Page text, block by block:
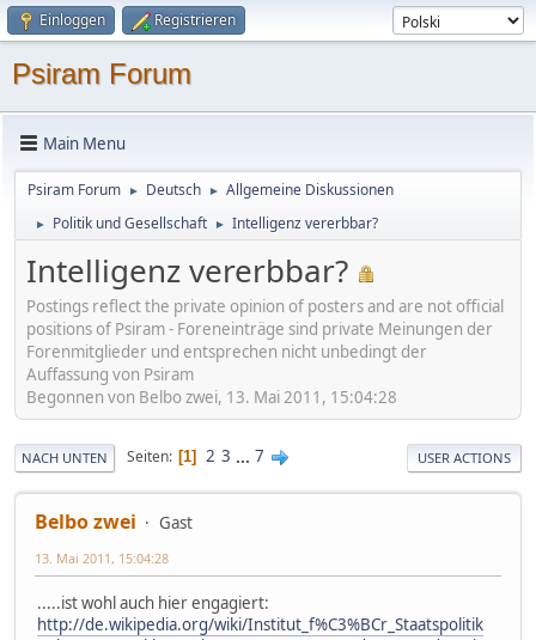
Einloggen Registrieren
Psiram Forum
Main Menu
Psiram Forum ► Deutsch ► Allgemeine Diskussionen
► Politik und Gesellschaft ► Intelligenz vererbbar?
Intelligenz vererbbar?
Postings reflect the private opinion of posters and are not official
positions of Psiram - Foreneinträge sind private Meinungen der
Forenmitglieder und entsprechen nicht unbedingt der
Auffassung von Psiram
Begonnen von Belbo zwei, 13. Mai 2011, 15:04:28
NACH UNTEN Seiten 1 2 3 ... 7 USER ACTIONS
Belbo zwei Gast
13. Mai 2011, 15:04:28
.....ist wohl auch hier engagiert:
http://de.wikipedia.org/wiki/Institut_f%C3%BCr_Staatspolitik